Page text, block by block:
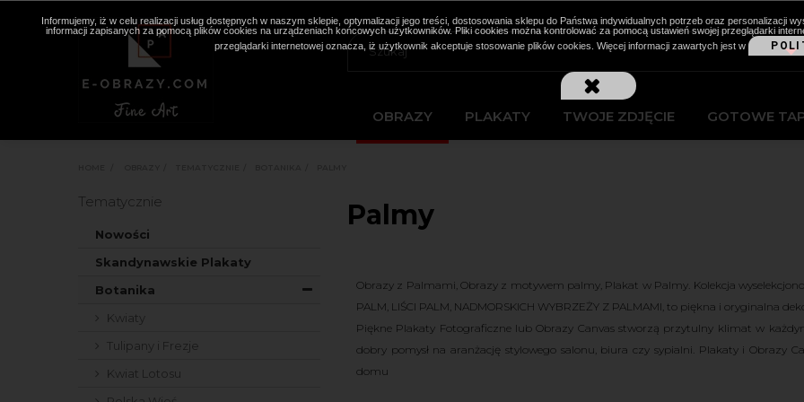
OBRAZY PLAKATY TWOJE ZDJĘCIE GOTOWE
Tematycznie
Nowości
Skandynawskie Plakaty
Botanika
Kwiaty
Tulipany i Frezje
Kwiat Lotosu
Palmy
Obrazy z Palmami, Obrazy z motywem palmy, Plakat w Palmy. Kolekcja
PALM, LIŚCI PALM, NADMORSKICH WYBRZEŻY Z PALMAMI, to piękna i oryginalna
Piękne Plakaty Fotograficzne lub Obrazy Canvas stworzą przytulny klimat w
dobry pomysł na aranżację stylowego salonu, biura czy sypialni. Plakaty i Obrazy
domu
Informujemy, iż w celu realizacji usług dostępnych w naszym sklepie, optymalizacji jego treści, dostosowania sklepu do Państwa indywidualnych potrzeb oraz personalizacji
informacji zapisanych za pomocą plików cookies na urządzeniach końcowych użytkowników. Pliki cookies można kontrolować za pomocą ustawień swojej przeglądarki
przeglądarki internetowej oznacza, iż użytkownik akceptuje stosowanie plików cookies. Więcej informacji zawartych jest w